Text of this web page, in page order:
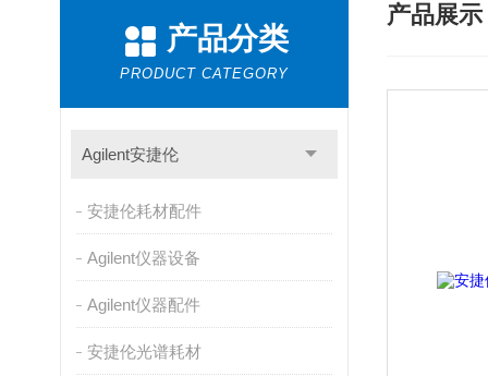
产品分类
PRODUCT CATEGORY
Agilent安捷伦
安捷伦耗材配件
Agilent仪器设备
Agilent仪器配件
安捷伦光谱耗材
产品展示